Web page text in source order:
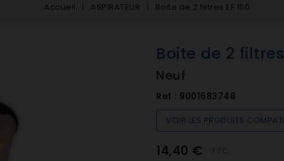
Accueil ASPIRATEUR Boite de 2 filtres EF 150
Boite de 2 filtres
Neuf
Ref : 9001683748
VOIR LES PRODUITS
14,40 €